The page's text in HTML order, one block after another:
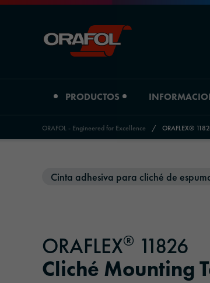
PRODUCTOS
Materiales reflectantes
Cintas adhesivas
Historia
Gestión
ORAFOL - Engineered for Excellence / ORAFLEX®
Cinta adhesiva para cliché de
ORAFLEX® 11826
Cliché Mounting